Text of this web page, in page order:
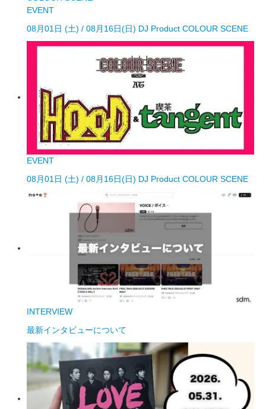
EVENT
08月01日 (土) / 08月16日(日) DJ Product COLOUR SCENE
EVENT
08月01日 (土) / 08月16日(日) DJ Product COLOUR SCENE
INTERVIEW
最新インタビューについて